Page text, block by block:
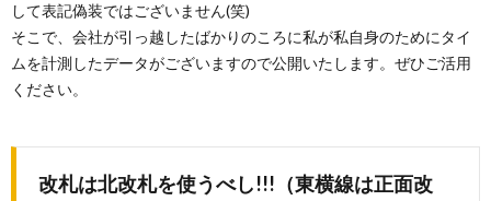
して表記偽装ではございません(笑)
そこで、会社が引っ越したばかりのころに私が私自身のためにタイ
ムを計測したデータがございますので公開いたします。ぜひご活用
ください。
改札は北改札を使うべし!!!（東横線は正面改